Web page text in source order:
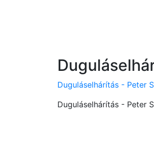
Duguláselhárítás - Peter
Duguláselhárítás - Peter